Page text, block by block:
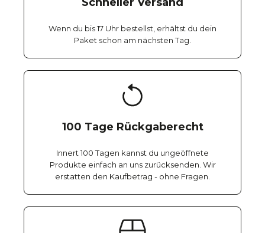
Wenn du bis 17 Uhr bestellst, erhältst du dein
Paket schon am nächsten Tag.
100 Tage Rückgaberecht
Innert 100 Tagen kannst du ungeöffnete
Produkte einfach an uns zurücksenden. Wir
erstatten den Kaufbetrag - ohne Fragen.